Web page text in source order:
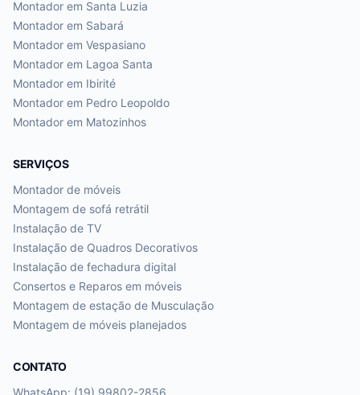
Montador em Santa Luzia
Montador em Sabará
Montador em Vespasiano
Montador em Lagoa Santa
Montador em Ibirité
Montador em Pedro Leopoldo
Montador em Matozinhos
SERVIÇOS
Montador de móveis
Montagem de sofá retrátil
Instalação de TV
Instalação de Quadros Decorativos
Instalação de fechadura digital
Consertos e Reparos em móveis
Montagem de estação de Musculação
Montagem de móveis planejados
CONTATO
WhatsApp: (19) 99802-2856